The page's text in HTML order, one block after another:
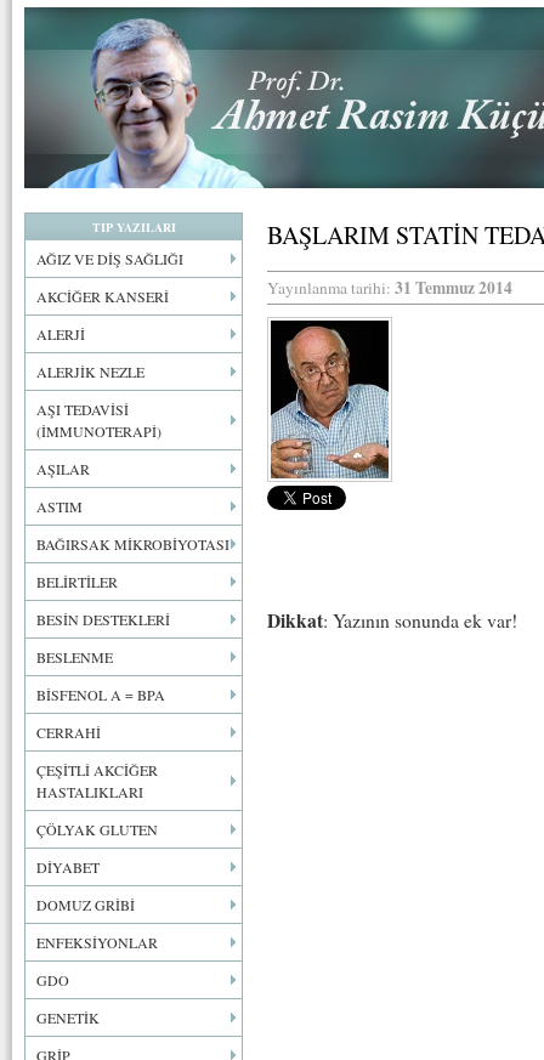
TIP YAZILARI
AĞIZ VE DİŞ SAĞLIĞI
AKCİĞER KANSERİ
ALERJİ
ALERJİK NEZLE
AŞI TEDAVİSİ
(İMMUNOTERAPİ)
AŞILAR
ASTIM
BAĞIRSAK MİKROBİYOTASI
BELİRTİLER
BESİN DESTEKLERİ
BESLENME
BİSFENOL A = BPA
CERRAHİ
ÇEŞİTLİ AKCİĞER
HASTALIKLARI
ÇÖLYAK GLUTEN
DİYABET
DOMUZ GRİBİ
ENFEKSİYONLAR
GDO
GENETİK
GRİP
BAŞLARIM STATİN
Yayınlanma tarihi: 31 Temmuz 2014
Dikkat: Yazının sonunda ek var!